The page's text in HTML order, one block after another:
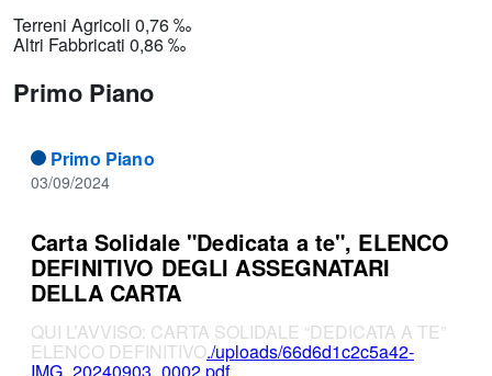
Terreni Agricoli 0,76 ‰
Altri Fabbricati 0,86 ‰
Primo Piano
Primo Piano
03/09/2024
Carta Solidale "Dedicata a te", ELENCO
DEFINITIVO DEGLI ASSEGNATARI
DELLA CARTA
QUI L’AVVISO: CARTA SOLIDALE “DEDICATA A TE”
ELENCO DEFINITIVO./uploads/66d6d1c2c5a42-